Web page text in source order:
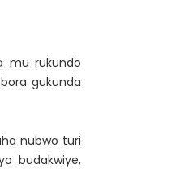
mu rukundo
gukunda
nubwo turi
budakwiye,